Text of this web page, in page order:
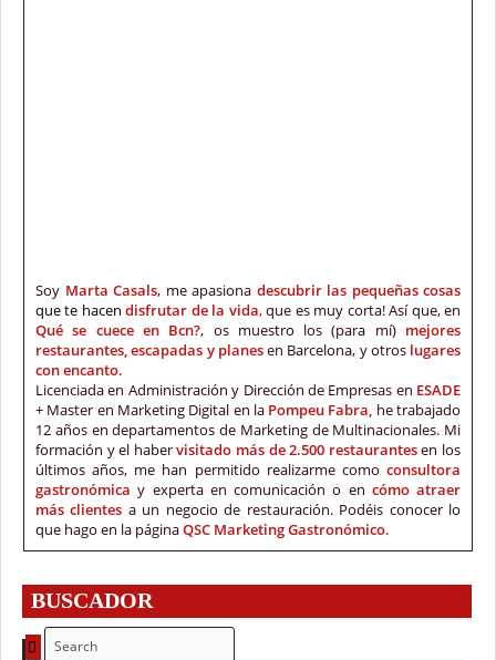
Soy Marta Casals, me apasiona descubrir las pequeñas cosas
que te hacen disfrutar de la vida,que es muy corta! Así que, en
Qué se cuece en Bcn?, os muestro los (para mí) mejores
restaurantes, escapadas y planesen Barcelona, y otros lugares
con encanto.
Licenciada en Administración y Dirección de Empresas en ESADE
+ Master en Marketing Digital en la Pompeu Fabra, he trabajado
12 años en departamentos de Marketing de Multinacionales. Mi
formación y el habervisitado más de 2.500 restaurantes en los
últimos años, me han permitido realizarme como consultora
gastronómicay experta en comunicación o en cómo atraer
más clientes a un negocio de restauración. Podéis conocer lo
que hago en la páginaQSC Marketing Gastronómico.
BUSCADOR